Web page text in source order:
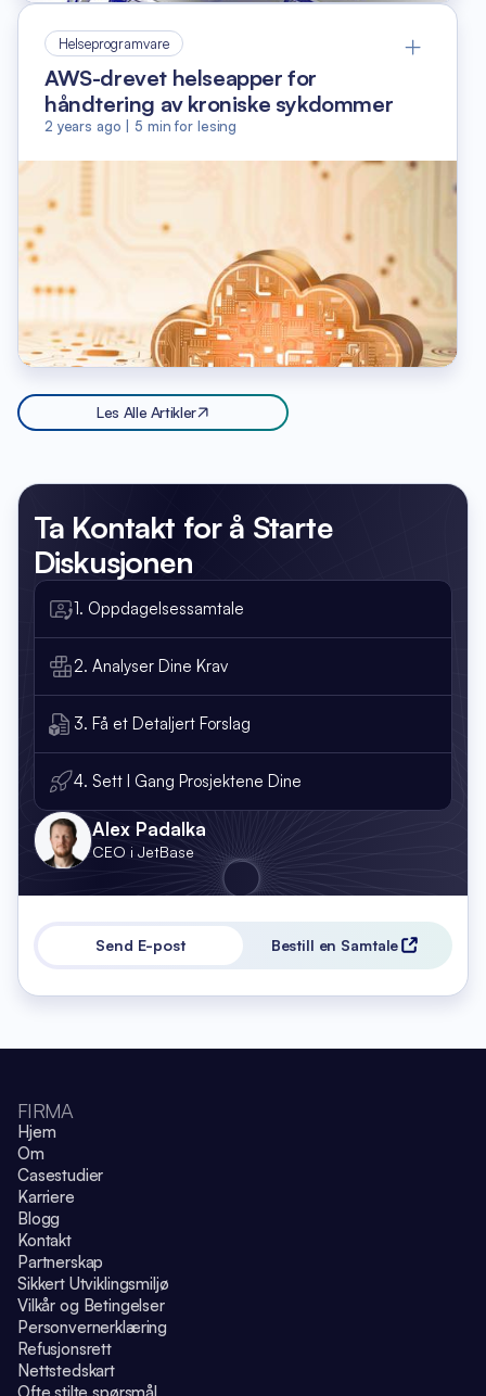
Helseprogramvare
AWS-drevet helseapper for
håndtering av kroniske sykdommer
2 years ago 5 min for lesing
Les Alle Artikler
Ta Kontakt for å Starte
Diskusjonen
1. Oppdagelsessamtale
2. Analyser Dine Krav
3. Få et Detaljert Forslag
4. Sett I Gang Prosjektene Dine
Alex Padalka
CEO i JetBase
Send E-post Bestill en Samtale
FIRMA
Hjem
Om
Casestudier
Karriere
Blogg
Kontakt
Partnerskap
Sikkert Utviklingsmiljø
Vilkår og Betingelser
Personvernerklæring
Refusjonsrett
Nettstedskart